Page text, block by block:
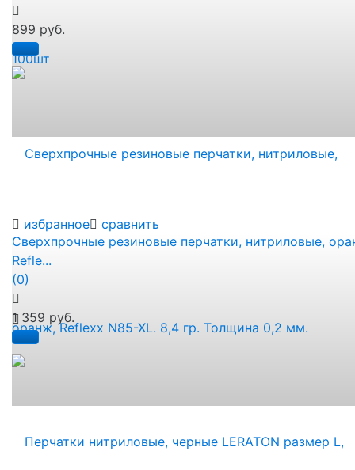
избранное сравнить
899 руб.
Сверхпрочные резиновые перчатки, нитриловые,
Refle...
(0)
1 359 руб.